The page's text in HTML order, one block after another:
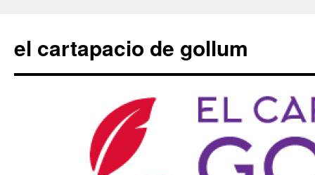
contenido
el cartapacio de gollum